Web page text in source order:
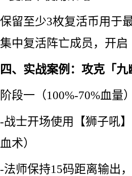
保留至少3枚复活币用于
集中复活阵亡成员，开
四、实战案例：攻克「
阶段一（100%-70%血量）
-战士开场使用【狮子吼
血术）
-法师保持15码距离输出